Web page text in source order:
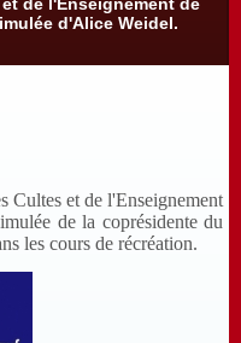
d'Alice Weidel.
Cultes et de l'Enseignement
de la coprésidente du
les cours de récréation.